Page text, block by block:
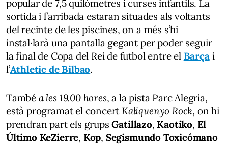
popular de 7,5 quilòmetres i curses infantils. La
sortida i l’arribada estaran situades als voltants
del recinte de les piscines, on a més s’hi
instal·larà una pantalla gegant per poder seguir
la final de Copa del Rei de futbol entre el Barçai
l’Athletic de Bilbao.
També a les 19.00 hores, a la pista Parc Alegria,
està programat el concert Kaliquenyo Rock, on hi
prendran part els grupsGatillazo, Kaotiko, El
Último KeZierre, Kop, Segismundo Toxicómano